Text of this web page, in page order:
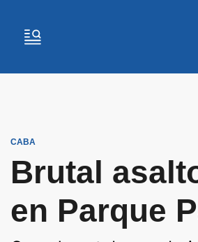
CABA
Brutal
en Parque